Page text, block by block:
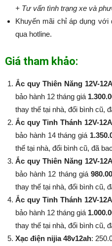
+ Tư vấn tình trạng xe và
Khuyến mãi chỉ áp dụng với
qua hotline.
Giá tham khảo:
Ắc quy Thiên Năng 12V-
bảo hành 12 tháng giá
thay thế tại nhà, đổi bình cũ,
Ắc quy Tinh Thánh 12V-
bảo hành 14 tháng giá
thế tại nhà, đổi bình cũ, đã
Ắc quy Thiên Năng 12V-
bảo hành 12 tháng giá
thay thế tại nhà, đổi bình cũ,
Ắc quy Tinh Thánh 12V-
bảo hành 12 tháng giá
thay thế tại nhà, đổi bình cũ,
Xạc điện nijia 48v12ah: